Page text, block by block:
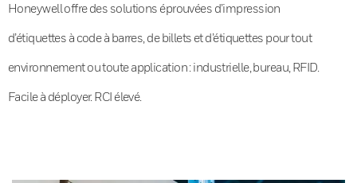
Honeywell offre des solutions éprouvées d’impression
d’étiquettes à code à barres, de billets et d’étiquettes pour tout
environnement ou toute application : industrielle, bureau, RFID.
Facile à déployer. RCI élevé.